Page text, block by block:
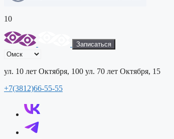
10
Записаться
ул. 10 лет Октября, 100 ул. 70 лет Октября, 15
+7(3812)66-55-55